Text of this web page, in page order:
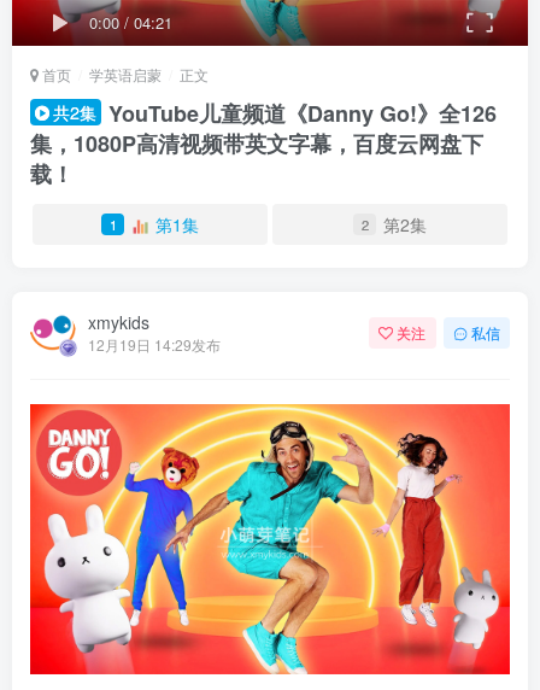
0:00 / 04:21
首页 学英语启蒙 正文
共2集 YouTube儿童频道《Danny Go!》全126
集，1080P高清视频带英文字幕，百度云网盘下
载！
1 第1集 2 第2集
xmykids
12月19日 14:29发布
关注 私信